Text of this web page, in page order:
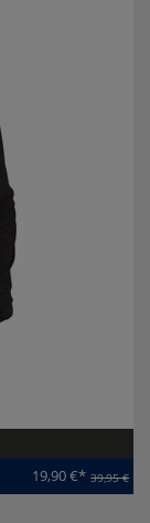
19,90 €* 39,95 €